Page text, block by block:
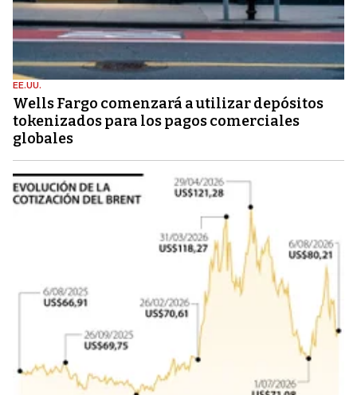
EE.UU.
Wells Fargo comenzará a utilizar depósitos
tokenizados para los pagos comerciales
globales